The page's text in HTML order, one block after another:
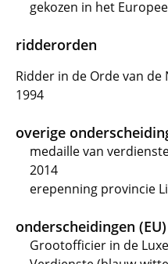
gekozen in het
ridderorden
Ridder in de Orde van de
1994
overige
medaille van
2014
erepenning provincie
onderscheidingen (EU)
Grootofficier in de